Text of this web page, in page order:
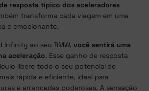
resposta típico dos aceleradores
transforma cada viagem em uma
e emocionante.
Infinity ao seu BMW, você sentirá uma
aceleração. Esse ganho de resposta
libere todo o seu potencial de
rápida e eficiente, ideal para
e arrancadas poderosas. A sensação